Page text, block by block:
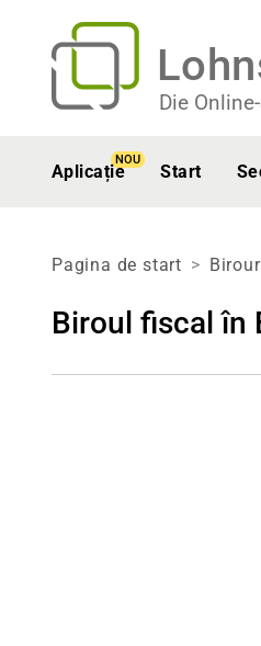
Die
Aplicație
NOU
Start
Pagina de start
Biroul fiscal în